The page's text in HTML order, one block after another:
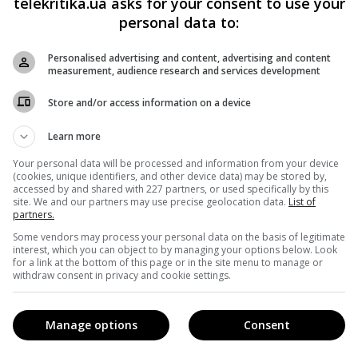
студій, визнаючи, що твори не можуть створюватися за
акторів і режисерів». Тож, хоча такі програми й
або перетворити актора Дена Стівенса на
поки що ніхто не поспішає.
personal data to:
Personalised advertising and content, advertising and content
measurement, audience research and services development
Store and/or access information on a device
Learn more
Your personal data will be processed and information from your device
(cookies, unique identifiers, and other device data) may be stored by,
accessed by and shared with 227 partners, or used specifically by this
site. We and our partners may use precise geolocation data. List of
partners.
Some vendors may process your personal data on the basis of legitimate
interest, which you can object to by managing your options below. Look
for a link at the bottom of this page or in the site menu to manage or
withdraw consent in privacy and cookie settings.
Consent
Manage options